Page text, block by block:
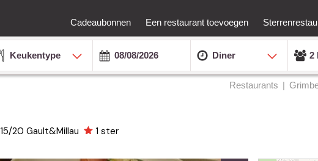
Cadeaubonnen Een restaurant toevoegen
Keukentype Diner 2
Restaurants
15/20 Gault&Millau 1 ster